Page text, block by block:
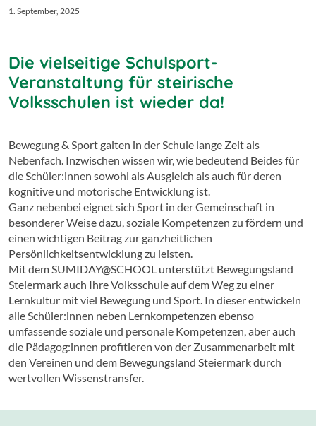
1. September, 2025
Die vielseitige Schulsport-
Veranstaltung für steirische
Volksschulen ist wieder da!
Bewegung & Sport galten in der Schule lange Zeit als
Nebenfach. Inzwischen wissen wir, wie bedeutend Beides für
die Schüler:innen sowohl als Ausgleich als auch für deren
kognitive und motorische Entwicklung ist.
Ganz nebenbei eignet sich Sport in der Gemeinschaft in
besonderer Weise dazu, soziale Kompetenzen zu fördern und
einen wichtigen Beitrag zur ganzheitlichen
Persönlichkeitsentwicklung zu leisten.
Mit dem SUMIDAY@SCHOOL unterstützt Bewegungsland
Steiermark auch Ihre Volksschule auf dem Weg zu einer
Lernkultur mit viel Bewegung und Sport. In dieser entwickeln
alle Schüler:innen neben Lernkompetenzen ebenso
umfassende soziale und personale Kompetenzen, aber auch
die Pädagog:innen profitieren von der Zusammenarbeit mit
den Vereinen und dem Bewegungsland Steiermark durch
wertvollen Wissenstransfer.